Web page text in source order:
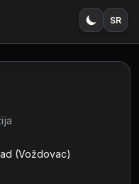
SR
(Voždovac)